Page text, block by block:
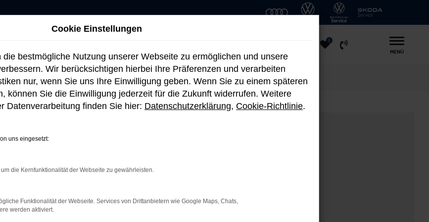
MENÜ
0
Cookie Einstellungen
bestmögliche Nutzung unserer Webseite zu ermöglichen und unsere
Wir berücksichtigen hierbei Ihre Präferenzen und verarbeiten
nur, wenn Sie uns Ihre Einwilligung geben. Wenn Sie zu einem späteren
können Sie die Einwilligung jederzeit für die Zukunft widerrufen. Weitere
Datenverarbeitung finden Sie hier: Datenschutzerklärung, Cookie-Richtlinie.
uns eingesetzt:
die Kernfunktionalität der Webseite zu gewährleisten.
Funktionalität der Webseite. Services von Drittanbietern wie Google Maps, Chats,
werden aktiviert.